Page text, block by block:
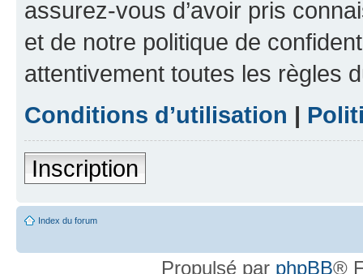
assurez-vous d’avoir pris
et de notre politique de
attentivement toutes les règles
Conditions d’utilisation |
Inscription
Index du forum
Propulsé par phpBB®